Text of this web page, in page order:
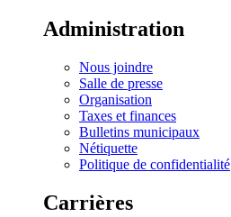
Administration
Nous joindre
Salle de presse
Organisation
Taxes et finances
Bulletins municipaux
Nétiquette
Politique de confidentialité
Carrières